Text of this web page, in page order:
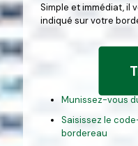
Simple et immédiat, il
indiqué sur votre
Munissez-vous
Saisissez le
bordereau